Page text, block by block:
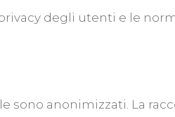
degli utenti e le
sono anonimizzati. La